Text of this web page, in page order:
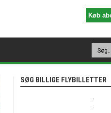
SØG BILLIGE FLYBILLETTER